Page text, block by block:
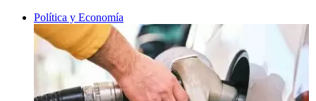
Política y Economía